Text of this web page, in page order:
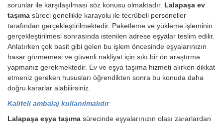
sorunlar ile karşılaşılması söz konusu olmaktadır. Lalapaşa ev
taşıma süreci genellikle karayolu ile tecrübeli personeller
tarafından gerçekleştirilmektedir. Paketleme ve yükleme işleminin
gerçekleştirilmesi sonrasında istenilen adrese eşyalar teslim edilir.
Anlatırken çok basit gibi gelen bu işlem öncesinde eşyalarınızın
hasar görmemesi ve güvenli nakliyat için sıkı bir ön araştırma
yapmanız gerekmektedir. Ev ve eşya taşıma hizmeti alırken dikkat
etmeniz gereken hususları öğrendikten sonra bu konuda daha
doğru kararlar alabilirsiniz.
Kaliteli ambalaj kullanılmalıdır
Lalapaşa eşya taşıma sürecinde eşyalarınızın olası zararlardan